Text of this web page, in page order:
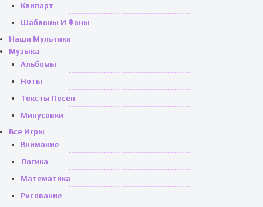
Клипарт
Шаблоны И Фоны
Наши Мультики
Музыка
Альбомы
Ноты
Тексты Песен
Минусовки
Все Игры
Внимание
Логика
Математика
Рисование